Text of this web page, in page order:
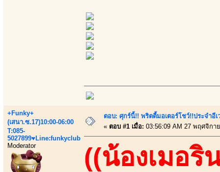
+Funky+
(เสนา.ซ.17)10:00-06:00
T:085-
5027899♥Line:funkyclub
Moderator
ตอบ: ศุกร์นี้!! พริตตี้มอเตอร์โชว์!!ประจำอี
« ตอบ #1 เมื่อ: 03:56:09 AM 27 พฤศจิกา
((น้องเมอริ